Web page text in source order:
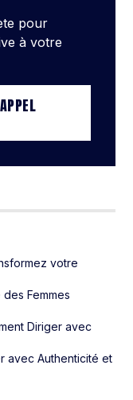
pour
à votre
votre
Femmes
Diriger avec
avec Authenticité et